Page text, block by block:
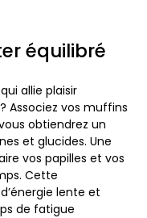
équilibré
allie plaisir
Associez vos muffins
obtiendrez un
et glucides. Une
vos papilles et vos
Cette
lente et
de fatigue